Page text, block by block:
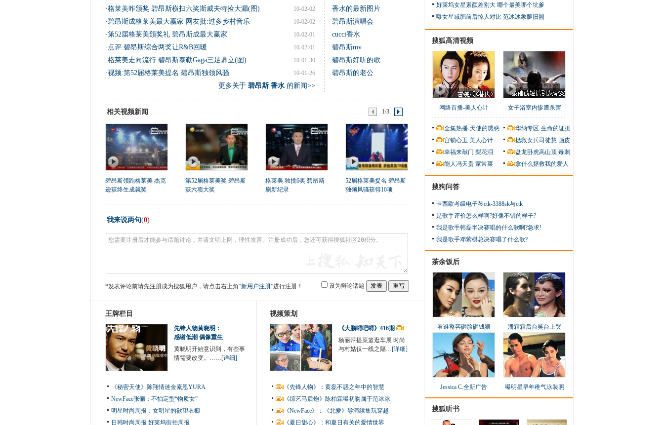
10-02-02
·格莱美昨颁奖 碧昂斯横扫六奖斯威夫特捡大漏(图)
10-02-02
·碧昂斯成格莱美最大赢家 网友批:过多乡村音乐
10-02-01
·第52届格莱美颁奖礼 碧昂斯成最大赢家
10-02-01
· 点评:碧昂斯综合两奖让R&B回暖
10-01-30
·格莱美走向流行 碧昂斯泰勒Gaga三足鼎立(图)
10-01-26
·视频:第52届格莱美提名 碧昂斯独领风骚
更多关于 碧昂斯 香水的新闻>>
香水的最新图片
碧昂斯演唱会
cucci香水
碧昂斯mv
碧昂斯好听的歌
碧昂斯的老公
相关视频新闻 1/3
碧昂斯领跑格莱美 杰克
逊获终生成就奖
第52届格莱美奖 碧昂斯
获六项大奖
格莱美:独揽6奖 碧昂斯
刷新纪录
52届格莱美提名 碧昂斯
独领风骚获得10项
我来说两句(0)
*发表评论前请先注册成为搜狐用户，请点击右上角“新用户注册”进行注册！ 设为辩论话题
王牌栏目
先锋人物黄晓明：
感谢低潮 偶像重生
黄晓明开始意识到，有些事
情需要改变。……[详细]
《秘密天使》陈翔情迷金素恩YURA
NewFace张俪：不怕定型“物质女”
明星时尚周报：女明星的欲望衣橱
日韩时尚周报 好莱坞街拍周报
视频策划
《大鹏嘚吧嘚》416期
杨丽萍提菜篮逛车展 时尚
与村姑仅一线之隔…[详细]
《先锋人物》：黄磊不惑之年中的智慧
《综艺马后炮》陈柏霖曝初吻属于范冰冰
《NewFace》：《北爱》导演续集玩穿越
《夏日甜心》：和夏日有关的爱情世界
好莱坞女星素颜差别大 哪个最美哪个坑爹
曝女星减肥前后惊人对比 范冰冰象腿旧照
搜狐高清视频
网络首播-美人心计 女子浴室内惨遭杀害
全集热播-天使的诱惑
华纳专区-生命的证据
宫锁心玉 美人心计 拯救女兵司徒慧 画皮
幸福来敲门 梨花泪 盘龙卧虎高山顶 毒刺
能人冯天贵 家常菜 拿什么拯救我的爱人
搜狗问答
卡西欧考级电子琴ctk-3388sk与ctk
是歌手评价怎么样啊?好像不错的样子?
我是歌手韩磊半决赛唱的什么歌啊?急求!
我是歌手邓紫棋总决赛唱了什么歌?
茶余饭后
看谁整容砸脸砸钱狠 潘霜霜后台笑台上哭
Jessica C.全新广告 曝明星早年稚气泳装照
搜狐听书